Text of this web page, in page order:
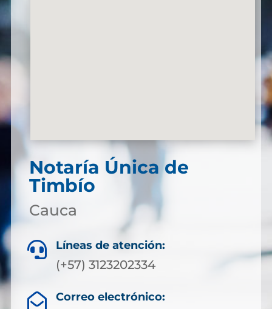
Notaría Única de
Timbío
Cauca
 Líneas de atención:
(+57) 3123202334
 Correo electrónico: